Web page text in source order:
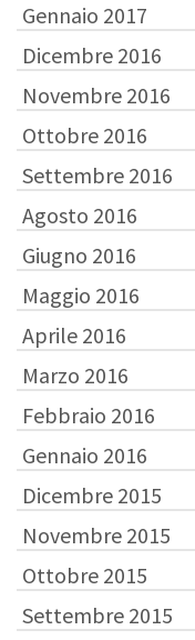
Gennaio 2017
Dicembre 2016
Novembre 2016
Ottobre 2016
Settembre 2016
Agosto 2016
Giugno 2016
Maggio 2016
Aprile 2016
Marzo 2016
Febbraio 2016
Gennaio 2016
Dicembre 2015
Novembre 2015
Ottobre 2015
Settembre 2015